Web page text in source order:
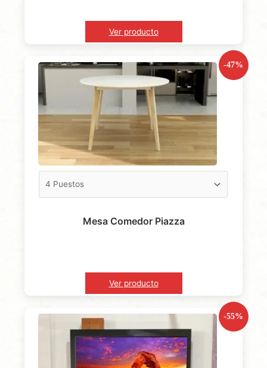
Ver producto
-47%
Mesa Comedor Piazza
Ver producto
-55%